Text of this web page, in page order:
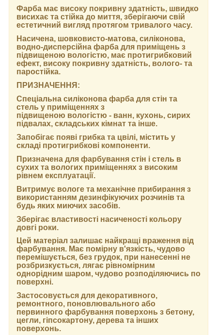
Фарба має високу покривну здатність, швидко
висихає та стійка до миття, зберігаючи свій
естетичний вигляд протягом тривалого часу.
Насичена, шовковисто-матова, силіконова,
водно-дисперсійна фарба для приміщень з
підвищеною вологістю, має протигрибковий
ефект, високу покривну здатність, волого- та
паростійка.
ПРИЗНАЧЕННЯ:
Спеціальна силіконова фарба для стін та
стель у приміщеннях з
підвищеною вологістю - ванн, кухонь, сирих
підвалах, складських кімнат та інше.
Запобігає появі грибка та цвілі, містить у
складі протигрибкові компоненти.
Призначена для фарбування стін і стель в
сухих та вологих приміщеннях з високим
рівнем експлуатації.
Витримує вологе та механічне прибирання з
використанням дезинфікуючих розчинів та
будь яких миючих засобів.
Зберігає властивості насиченості кольору
довгі роки.
Цей матеріал залишає найкращі враження від
фарбування. Має помірну в'язкість, чудово
перемішується, без грудок, при нанесенні не
розбризкується, лягає рівномірним
однорідним шаром, чудово розподіляючись по
поверхні.
Застосовується для декоративного,
ремонтного, поновлювального або
первинного фарбування поверхонь з бетону,
цегли, гіпсокартону, дерева та інших
поверхонь.